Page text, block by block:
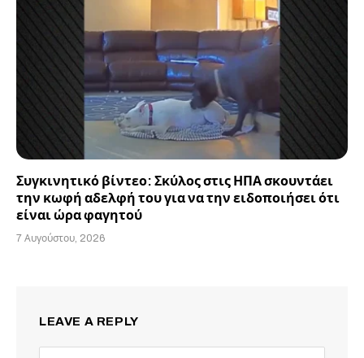
Συγκινητικό βίντεο: Σκύλος στις ΗΠΑ σκουντάει
την κωφή αδελφή του για να την ειδοποιήσει ότι
είναι ώρα φαγητού
7 Αυγούστου, 2026
LEAVE A REPLY